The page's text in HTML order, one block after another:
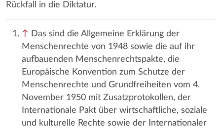
Rückfall in die Diktatur.
↑ Das sind die Allgemeine Erklärung der
Menschenrechte von 1948 sowie die auf ihr
aufbauenden Menschenrechtspakte, die
Europäische Konvention zum Schutze der
Menschenrechte und Grundfreiheiten vom 4.
November 1950 mit Zusatzprotokollen, der
Internationale Pakt über wirtschaftliche, soziale
und kulturelle Rechte sowie der Internationaler